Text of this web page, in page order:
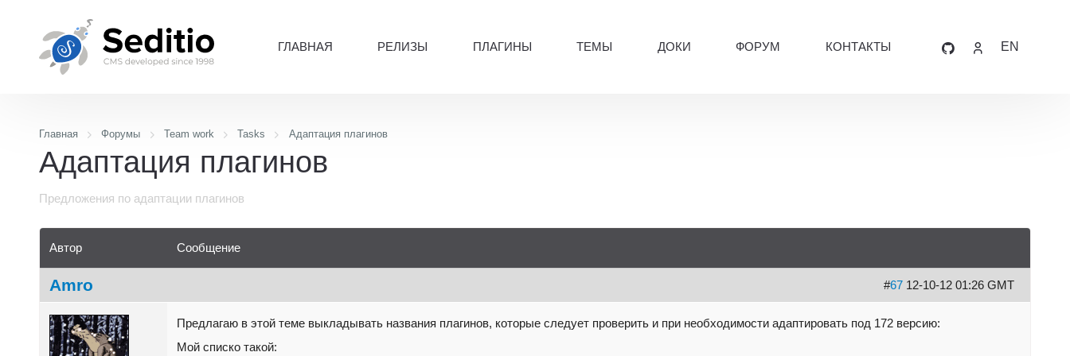
ГЛАВНАЯ РЕЛИЗЫ ПЛАГИНЫ ТЕМЫ ДОКИ ФОРУМ КОНТАКТЫ EN
Главная Форумы Team work Tasks Адаптация плагинов
Адаптация плагинов
Предложения по адаптации плагинов
Автор Сообщение
Amro #67 12-10-12 01:26 GMT
Предлагаю в этой теме выкладывать названия плагинов, которые следует проверить и при необходимости адаптировать под 172 версию:
Мой списко такой: